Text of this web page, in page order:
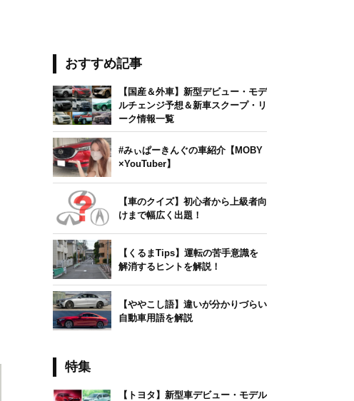
おすすめ記事
【国産＆外車】新型デビュー・モデ
ルチェンジ予想＆新車スクープ・リ
ーク情報一覧
#みぃぱーきんぐの車紹介【MOBY
×YouTuber】
【車のクイズ】初心者から上級者向
けまで幅広く出題！
【くるまTips】運転の苦手意識を
解消するヒントを解説！
【ややこし語】違いが分かりづらい
自動車用語を解説
特集
【トヨタ】新型車デビュー・モデル